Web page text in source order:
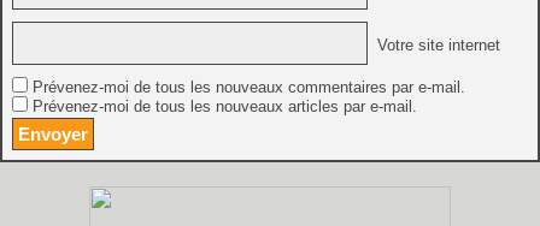
Votre site internet
Prévenez-moi de tous les nouveaux commentaires par e-mail.
Prévenez-moi de tous les nouveaux articles par e-mail.